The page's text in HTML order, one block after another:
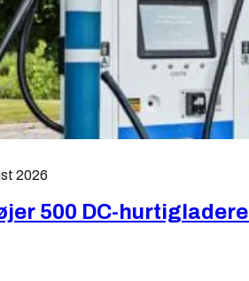
2026
500 DC-